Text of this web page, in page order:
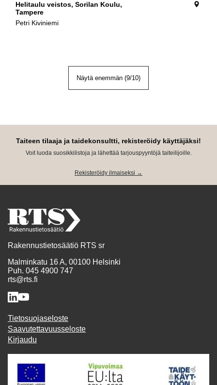
Helitaulu veistos, Sorilan Koulu,
Tampere
Petri Kiviniemi
Näytä enemmän (9/10)
Taiteen tilaaja ja taidekonsultti, rekisteröidy käyttäjäksi!
Voit luoda suosikkilistoja ja lähettää tarjouspyyntöjä taiteilijoille.
Rekisteröidy ilmaiseksi →
Rakennustietosäätiö RTS sr
Malminkatu 16 A, 00100 Helsinki
Puh. 045 4900 747
rts@rts.fi
Tietosuojaseloste
Saavutettavuusseloste
Kirjaudu